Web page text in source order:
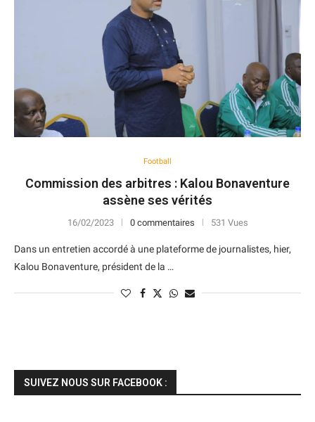
Football
Commission des arbitres : Kalou Bonaventure
assène ses vérités
16/02/2023 0 commentaires 531 Vues
Dans un entretien accordé à une plateforme de journalistes, hier,
Kalou Bonaventure, président de la …
SUIVEZ NOUS SUR FACEBOOK :